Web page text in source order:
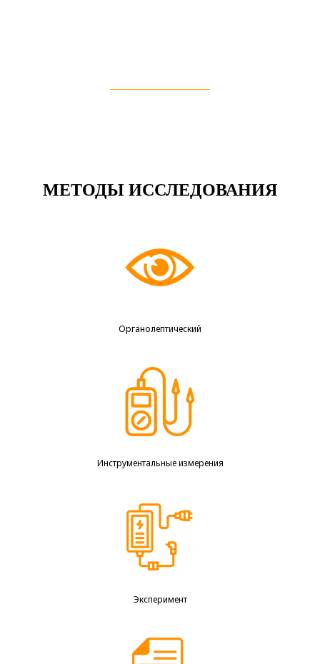
МЕТОДЫ ИССЛЕДОВАНИЯ
Органолептический
Инструментальные измерения
Эксперимент